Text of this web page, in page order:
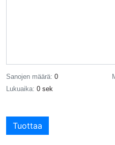
Sanojen määrä: 0
Lukuaika: 0 sek
Tuottaa